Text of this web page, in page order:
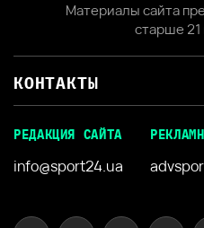
Материалы сайта
старше 21
КОНТАКТЫ
РЕДАКЦИЯ САЙТА
info@sport24.ua